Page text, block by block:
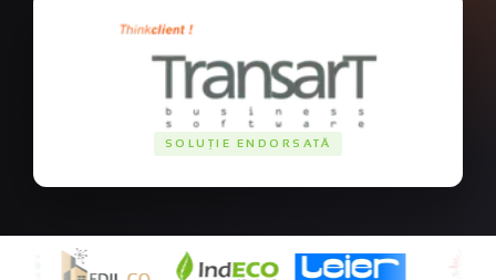
SOLUȚIE ENDORSATĂ